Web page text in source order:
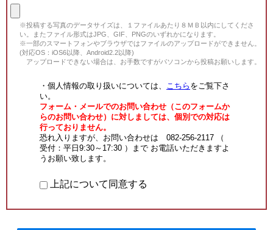
※投稿する写真のデータサイズは、１ファイルあたり８ＭＢ以内にしてくださ
い。またファイル形式はJPG、GIF、PNGのいずれかになります。
※一部のスマートフォンやブラウザではファイルのアップロードができません。
(対応OS：iOS6以降、Android2.2以降)
アップロードできない場合は、お手数ですがパソコンから投稿お願いします。
・個人情報の取り扱いについては、 こちら をご覧下さ
い。
フォーム・メールでのお問い合わせ（このフォームか
らのお問い合わせ）に対しましては、個別での対応は
行っておりません。
恐れ入りますが、お問い合わせは 082-256-2117 （
受付：平日9:30～17:30 ）まで お電話いただきますよ
うお願い致します。
上記について同意する